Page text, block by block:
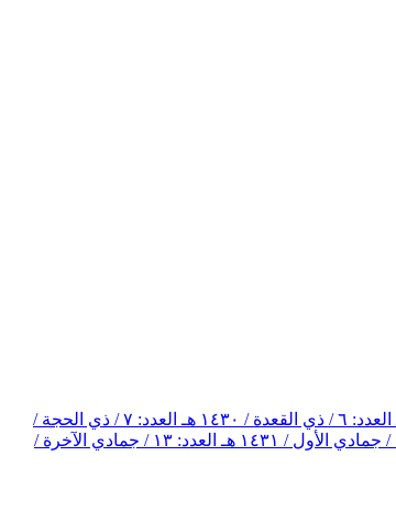
العدد: ٦ / ذي القعدة / ١٤٣٠ هـ
العدد: ٧ / ذي الحجة /
العدد: ١٣ / جمادي الآخرة /